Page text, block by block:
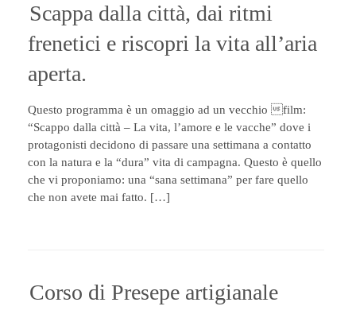
Scappa dalla città, dai ritmi
frenetici e riscopri la vita all’aria
aperta.
Questo programma è un omaggio ad un vecchio film:
“Scappo dalla città – La vita, l’amore e le vacche” dove i
protagonisti decidono di passare una settimana a contatto
con la natura e la “dura” vita di campagna. Questo è quello
che vi proponiamo: una “sana settimana” per fare quello
che non avete mai fatto. […]
Corso di Presepe artigianale